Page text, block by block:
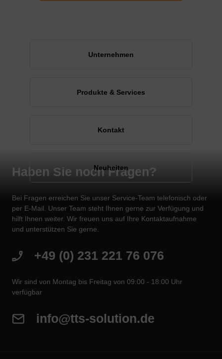
Unternehmen
Produkte & Services
Kontakt
Neuheiten
Haben Sie noch Fragen?
Bei Fragen erreichen Sie unser Service-Team telefonisch oder
per E-Mail. Unser Team steht Ihnen gerne zur Verfügung und
hilft Ihnen weiter. Wir freuen uns auf Ihre Kontaktaufnahme
und unterstützen Sie gerne.
+49 (0) 231 221 76 076
Wir sind von Montag bis Freitag von 09:00 - 18:00 Uhr
verfügbar
info@tts-solution.de